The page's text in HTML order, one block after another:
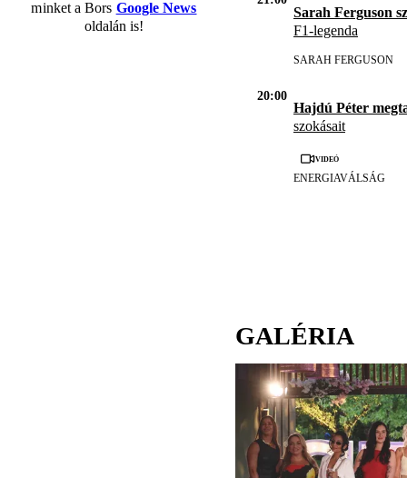
minket a Bors Google News
oldalán is!
Sarah Ferguson
F1-legenda
SARAH FERGUSON
20:00
Hajdú Péter
szokásait
Videó
ENERGIAVÁLSÁG
GALÉRIA